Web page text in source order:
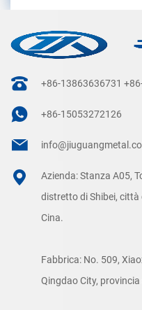
+86-13863636731
+86-15053272126
Azienda: Stanza A05,
distretto di Shibei, città
Cina.
Fabbrica: No. 509,
Qingdao City,